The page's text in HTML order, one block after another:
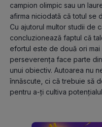
campion olimpic sau un
afirma niciodată că totul se
Cu ajutorul multor studii de
concluzionează faptul că
efortul este de două ori mai
perseverența face parte
unui obiectiv. Autoarea nu
înnăscute, ci că trebuie să
pentru a-ți cultiva